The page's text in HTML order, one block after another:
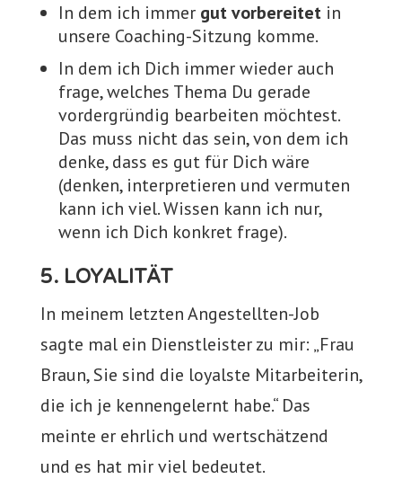
In dem ich immer gut vorbereitet in
unsere Coaching-Sitzung komme.
In dem ich Dich immer wieder auch
frage, welches Thema Du gerade
vordergründig bearbeiten möchtest.
Das muss nicht das sein, von dem ich
denke, dass es gut für Dich wäre
(denken, interpretieren und vermuten
kann ich viel. Wissen kann ich nur,
wenn ich Dich konkret frage).
5. LOYALITÄT
In meinem letzten Angestellten-Job
sagte mal ein Dienstleister zu mir: „Frau
Braun, Sie sind die loyalste Mitarbeiterin,
die ich je kennengelernt habe.“ Das
meinte er ehrlich und wertschätzend
und es hat mir viel bedeutet.